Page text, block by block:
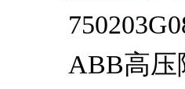
ABB高